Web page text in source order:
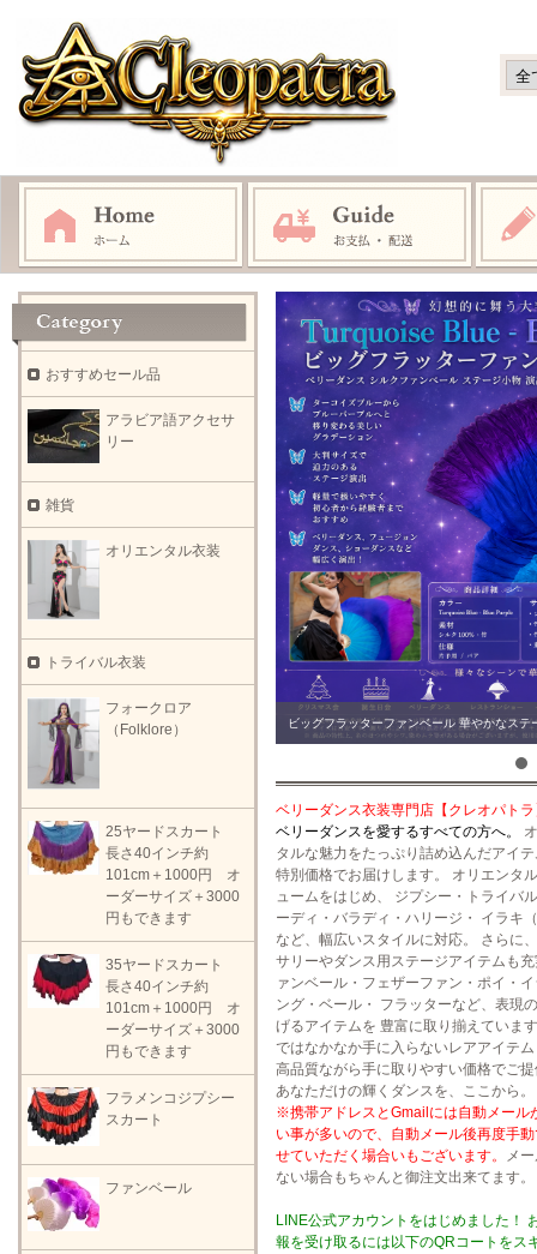
ビッグフラッターファンベール 華やかなステ
ベリーダンス衣装専門店【クレオパト
ベリーダンスを愛するすべての方へ。
タルな魅力をたっぷり詰め込んだアイ
特別価格でお届けします。 オリエンタ
ュームをはじめ、 ジプシー・トライバ
ーディ・バラディ・ハリージ・ イラキ
など、幅広いスタイルに対応。 さらに
サリーやダンス用ステージアイテムも
ァンベール・フェザーファン・ポイ・
ング・ベール・ フラッターなど、表現
げるアイテムを 豊富に取り揃えていま
ではなかなか手に入らないレアアイテ
高品質ながら手に取りやすい価格でご
あなただけの輝くダンスを、ここから。
※携帯アドレスとGmailには自動メール
い事が多いので、自動メール後再度手
せていただく場合いもございます。
メ
ない場合もちゃんと御注文出来てます。
LINE公式アカウントをはじめました！
報を受け取るには以下のQRコートをス
おすすめセール品
アラビア語アクセサ
リー
雑貨
オリエンタル衣装
トライバル衣装
フォークロア
（Folklore）
25ヤードスカート
長さ40インチ約
101cm＋1000円 オ
ーダーサイズ＋3000
円もできます
35ヤードスカート
長さ40インチ約
101cm＋1000円 オ
ーダーサイズ＋3000
円もできます
フラメンコジプシー
スカート
ファンベール